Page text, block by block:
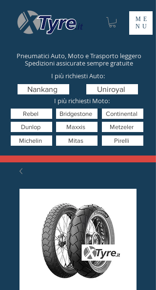
ME
NU
Pneumatici Auto, Moto e Trasporto leggero
Spedizioni assicurate sempre gratuite
I più richiesti Moto:
Mitas
Nankang
Pirelli
Uniroyal
Metzeler
Dunlop
Bridgestone Continental
Michelin
Rebel
I più richiesti Auto:
Maxxis